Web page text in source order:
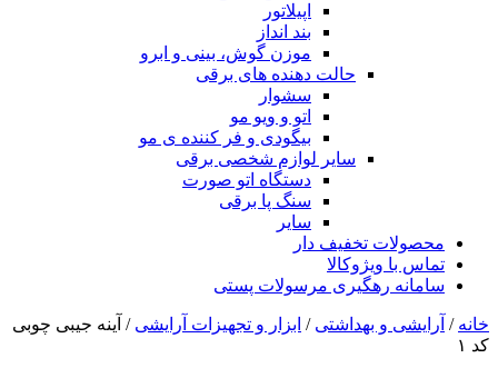
اپیلاتور
بند انداز
موزن گوش، بینی و ابرو
حالت دهنده های برقی
سشوار
اتو و ویو مو
بیگودی و فر کننده ی مو
سایر لوازم شخصی برقی
دستگاه اتو صورت
سنگ پا برقی
سایر
محصولات تخفیف دار
تماس با ویژوکالا
سامانه رهگیری مرسولات پستی
خانه / آرایشی و بهداشتی / ابزار و تجهیزات آرایشی / آینه جیبی چوبی
کد ۱